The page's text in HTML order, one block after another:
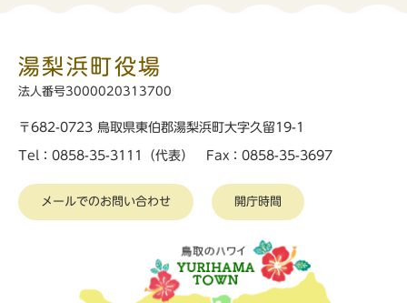
湯梨浜町役場
法人番号3000020313700
〒682-0723 鳥取県東伯郡湯梨浜町大字久留19-1
Tel：0858-35-3111（代表） Fax：0858-35-3697
メールでのお問い合わせ 開庁時間